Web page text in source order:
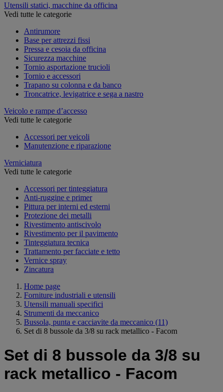
Utensili statici, macchine da officina
Vedi tutte le categorie
Antirumore
Base per attrezzi fissi
Pressa e cesoia da officina
Sicurezza macchine
Tornio asportazione trucioli
Tornio e accessori
Trapano su colonna e da banco
Troncatrice, levigatrice e sega a nastro
Veicolo e rampe d’accesso
Vedi tutte le categorie
Accessori per veicoli
Manutenzione e riparazione
Verniciatura
Vedi tutte le categorie
Accessori per tinteggiatura
Anti-ruggine e primer
Pittura per interni ed esterni
Protezione dei metalli
Rivestimento antiscivolo
Rivestimento per il pavimento
Tinteggiatura tecnica
Trattamento per facciate e tetto
Vernice spray
Zincatura
Home page
Forniture industriali e utensili
Utensili manuali specifici
Strumenti da meccanico
Bussola, punta e cacciavite da meccanico (11)
Set di 8 bussole da 3/8 su rack metallico - Facom
Set di 8 bussole da 3/8 su
rack metallico - Facom